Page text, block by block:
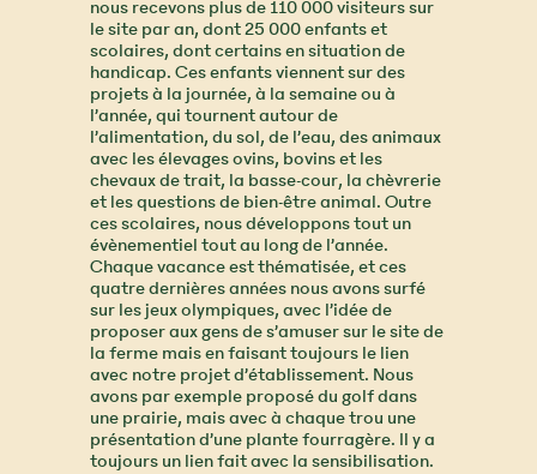
nous recevons plus de 110 000 visiteurs sur
le site par an, dont 25 000 enfants et
scolaires, dont certains en situation de
handicap. Ces enfants viennent sur des
projets à la journée, à la semaine ou à
l’année, qui tournent autour de
l’alimentation, du sol, de l’eau, des animaux
avec les élevages ovins, bovins et les
chevaux de trait, la basse-cour, la chèvrerie
et les questions de bien-être animal. Outre
ces scolaires, nous développons tout un
évènementiel tout au long de l’année.
Chaque vacance est thématisée, et ces
quatre dernières années nous avons surfé
sur les jeux olympiques, avec l’idée de
proposer aux gens de s’amuser sur le site de
la ferme mais en faisant toujours le lien
avec notre projet d’établissement. Nous
avons par exemple proposé du golf dans
une prairie, mais avec à chaque trou une
présentation d’une plante fourragère. Il y a
toujours un lien fait avec la sensibilisation.